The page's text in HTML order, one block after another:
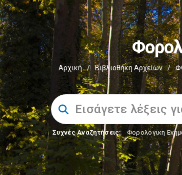
Αρχική / Βιβλιοθήκη Αρχείων /
Συχνές Αναζητήσεις: Φορολογικη